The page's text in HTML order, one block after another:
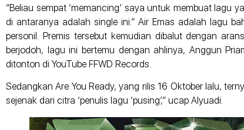
“Beliau sempat ‘memancing’ saya untuk membuat lagu
di antaranya adalah single ini.” Air Emas adalah lagu
personil. Premis tersebut kemudian dibalut dengan
berjodoh, lagu ini bertemu dengan ahlinya, Anggun
ditonton di YouTube FFWD Records.
Sedangkan Are You Ready, yang rilis 16 Oktober lalu,
sejenak dari citra ‘penulis lagu ‘pusing’,” ucap Alyuadi.